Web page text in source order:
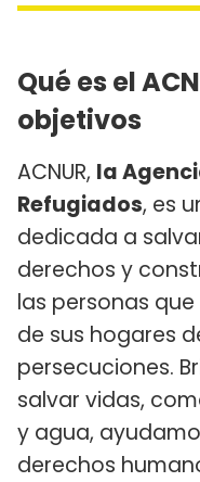
Qué es el
objetivos
ACNUR, la
Refugiados, es
dedicada a
derechos y
las personas
de sus hogares
persecuciones.
salvar vidas,
y agua,
derechos